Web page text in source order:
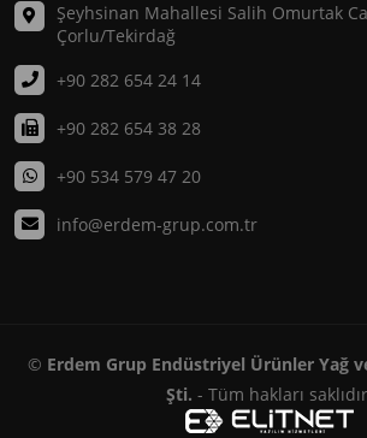
Şeyhsinan Mahallesi Salih Omurtak
Çorlu/Tekirdağ
+90 282 654 24 14
+90 282 654 38 28
+90 534 579 47 20
info@erdem-grup.com.tr
© Erdem Grup Endüstriyel Ürünler Yağ
Şti. - Tüm hakları